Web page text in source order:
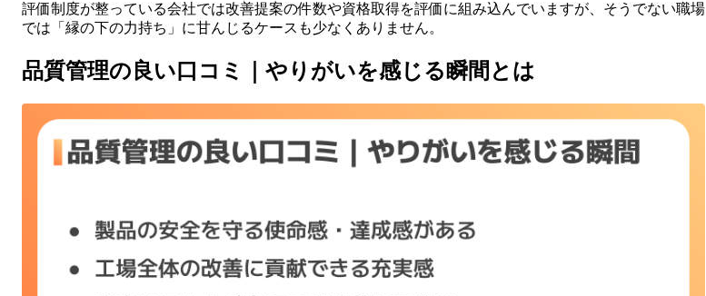
評価制度が整っている会社では改善提案の件数や資格取得を評価に組み込んでいますが、そうでない職場
では「縁の下の力持ち」に甘んじるケースも少なくありません。
品質管理の良い口コミ｜やりがいを感じる瞬間とは